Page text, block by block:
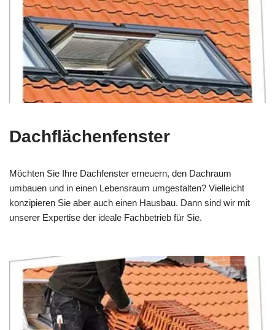
Dachflächenfenster
Möchten Sie Ihre Dachfenster erneuern, den Dachraum
umbauen und in einen Lebensraum umgestalten? Vielleicht
konzipieren Sie aber auch einen Hausbau. Dann sind wir mit
unserer Expertise der ideale Fachbetrieb für Sie.